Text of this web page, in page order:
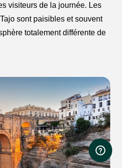
visiteurs de la journée. Les
sont paisibles et souvent
totalement différente de